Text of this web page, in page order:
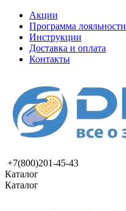
Акции
Программа лояльности
Инструкции
Доставка и оплата
Контакты
+7(800)201-45-43
Каталог
Каталог